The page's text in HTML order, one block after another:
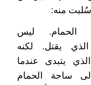
سُلبت منه:
الحمام. ليس
الذي يقتل. لكنه
يتبدى عندما
ساحة الحمام